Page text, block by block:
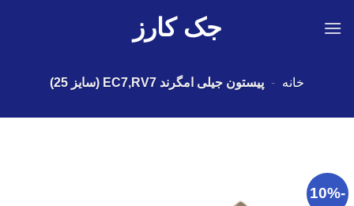
جک کارز
خانه - پیستون جیلی امگرند EC7,RV7 (سایز 25)
-10%